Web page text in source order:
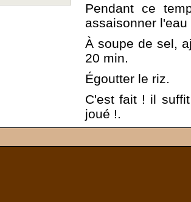
Pendant ce
assaisonner
À soupe de sel,
20 min.
Égoutter le riz.
C'est fait ! il
joué !.